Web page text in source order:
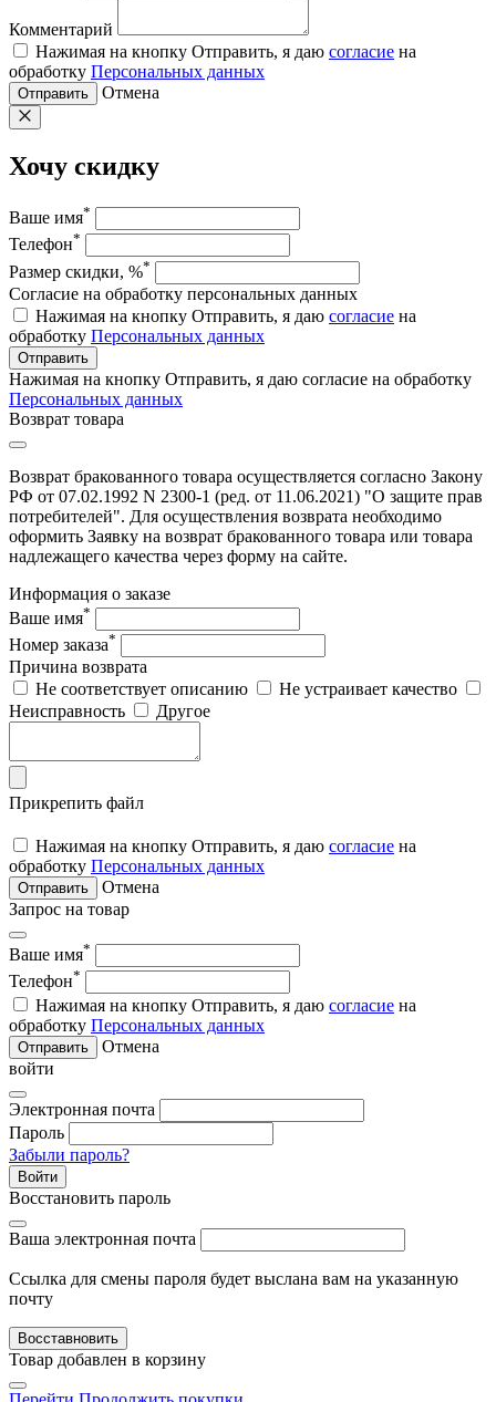
Комментарий
Нажимая на кнопку Отправить, я даю согласие на
обработку Персональных данных
Отправить Отмена
Хочу скидку
Ваше имя*
Телефон*
Размер скидки, %*
Согласие на обработку персональных данных
Нажимая на кнопку Отправить, я даю согласие на
обработку Персональных данных
Отправить
Нажимая на кнопку Отправить, я даю согласие на обработку
Персональных данных
Возврат товара
Возврат бракованного товара осуществляется согласно Закону
РФ от 07.02.1992 N 2300-1 (ред. от 11.06.2021) "О защите прав
потребителей". Для осуществления возврата необходимо
оформить Заявку на возврат бракованного товара или товара
надлежащего качества через форму на сайте.
Информация о заказе
Ваше имя*
Номер заказа*
Причина возврата
Не соответствует описанию
Не устраивает качество
Неисправность
Другое
Прикрепить файл
Нажимая на кнопку Отправить, я даю согласие на
обработку Персональных данных
Отправить
Отмена
Запрос на товар
Ваше имя*
Телефон*
Нажимая на кнопку Отправить, я даю согласие на
обработку Персональных данных
Отправить
Отмена
войти
Электронная почта
Пароль
Забыли пароль?
Войти
Восстановить пароль
Ваша электронная почта
Ссылка для смены пароля будет выслана вам на указанную
почту
Восставновить
Товар добавлен в корзину